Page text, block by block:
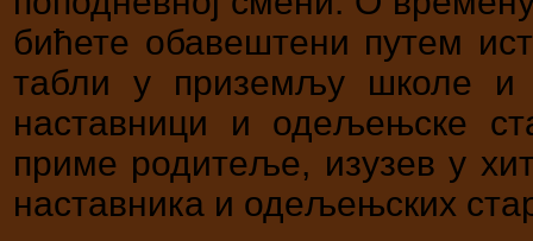
бићете обавештени путем
табли у приземљу школе и
наставници и одељењске
приме родитеље, изузев у
наставника и одељењских